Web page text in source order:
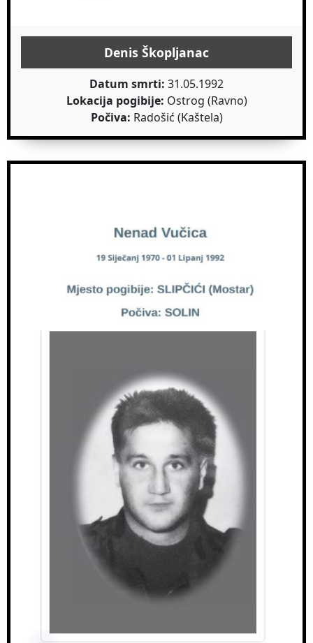
Denis Škopljanac
Datum smrti: 31.05.1992
Lokacija pogibije: Ostrog (Ravno)
Počiva: Radošić (Kaštela)